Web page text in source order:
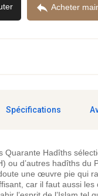
 Acheter
Spécifications
Hadîths
ou d’autres hadîths du
une œuvre pie qui
car il faut aussi